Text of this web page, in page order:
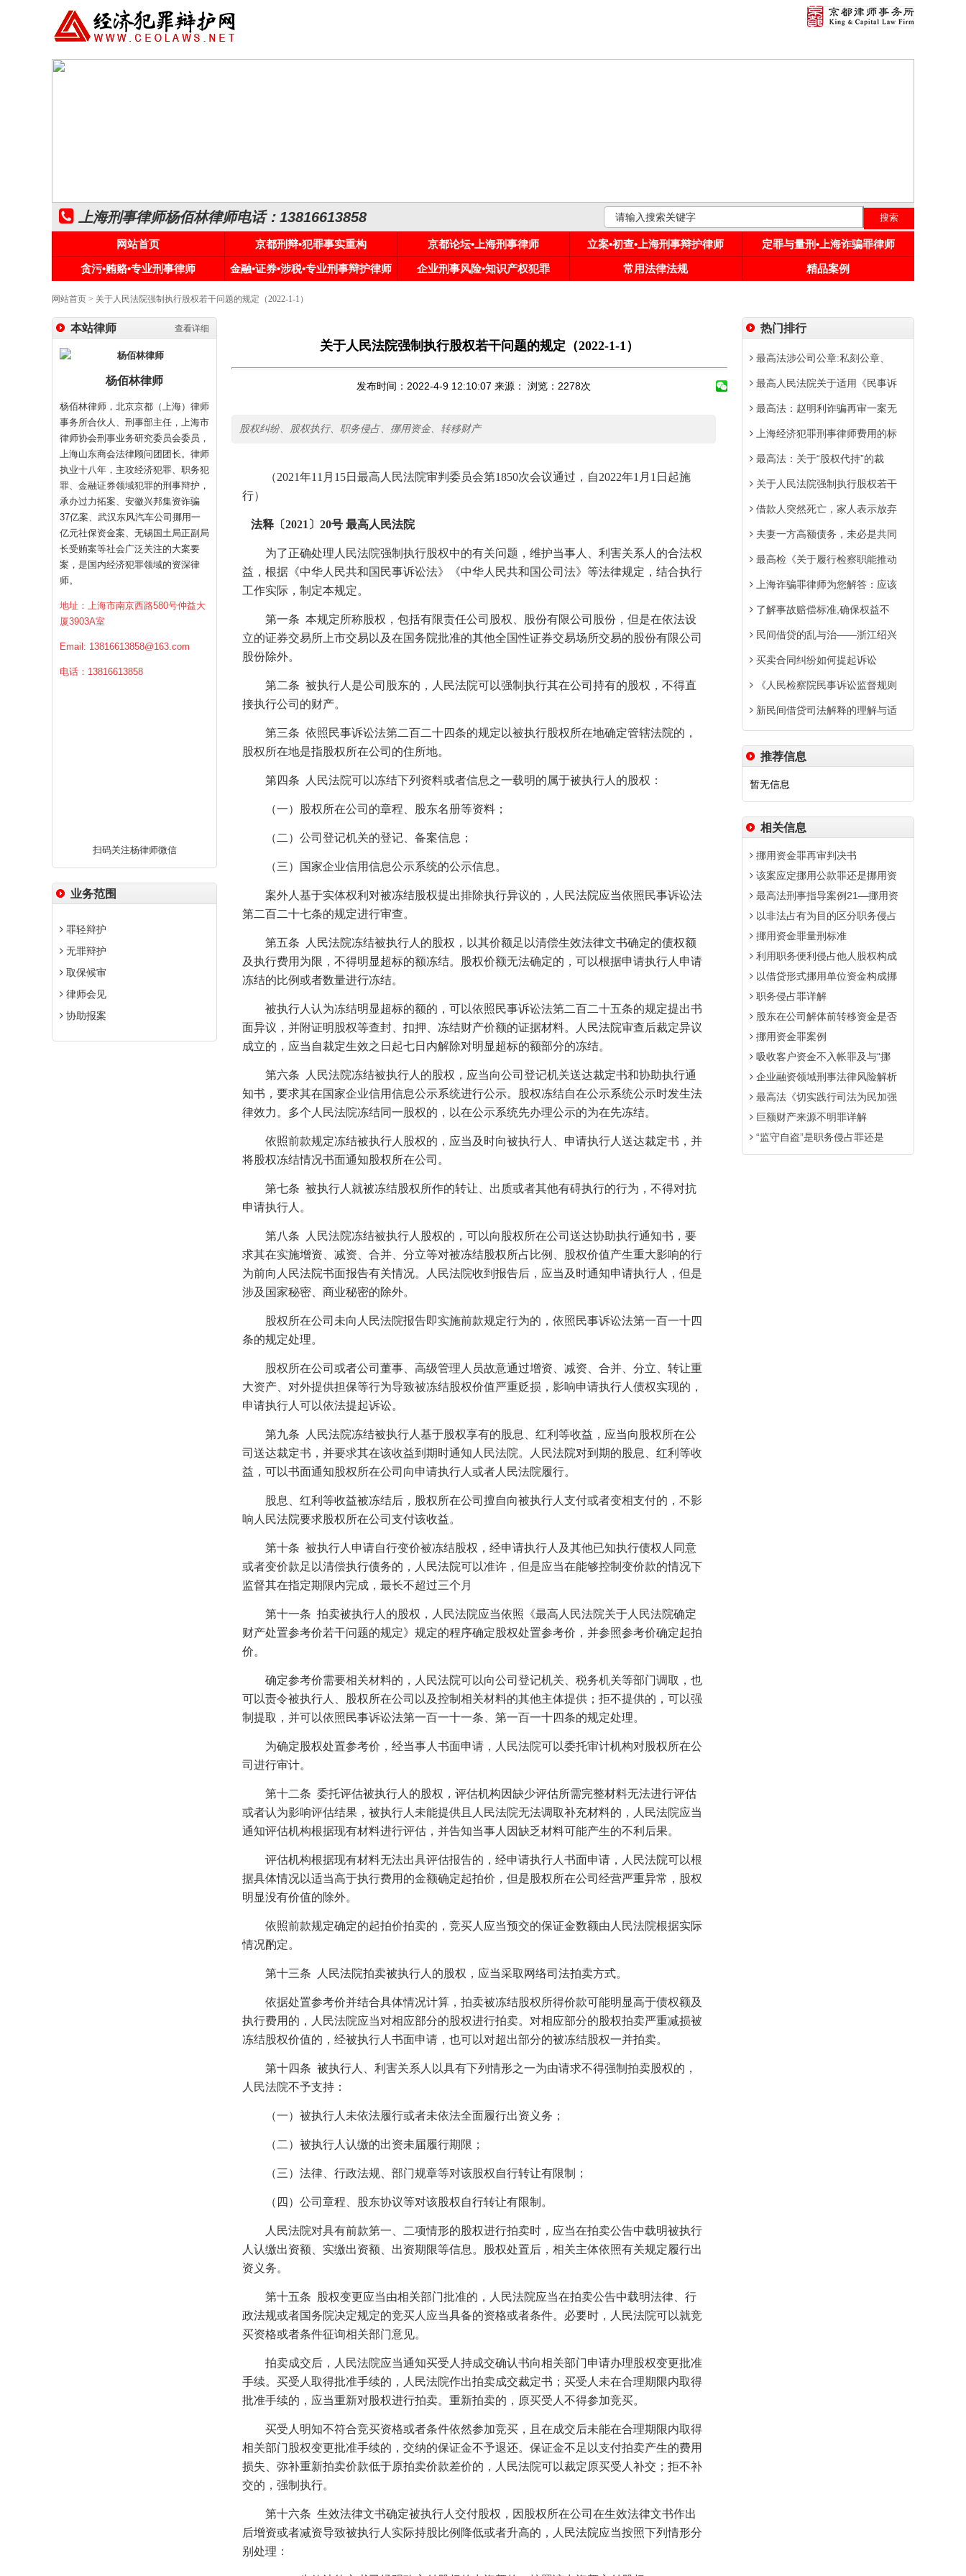
上海刑事律师杨佰林律师电话：13816613858
网站首页 京都刑辩•犯罪事实重构 京都论坛•上海刑事律师 立案•初查•上海刑事辩护律师
定罪与量刑•上海诈骗罪律师
贪污•贿赂•专业刑事律师
金融•证券•涉税•专业刑事辩护律师 企业刑事风险•知识产权犯罪 常用法律法规 精品案例
网站首页 > 关于人民法院强制执行股权若干问题的规定（2022-1-1）
查看详细
本站律师
杨佰林律师
杨佰林律师，北京京都（上海）律师
事务所合伙人、刑事部主任，上海市
律师协会刑事业务研究委员会委员，
上海山东商会法律顾问团团长。律师
执业十八年，主攻经济犯罪、职务犯
罪、金融证券领域犯罪的刑事辩护，
承办过力拓案、安徽兴邦集资诈骗
37亿案、武汉东风汽车公司挪用一
亿元社保资金案、无锡国土局正副局
长受贿案等社会广泛关注的大案要
案，是国内经济犯罪领域的资深律
师。
地址：上海市南京西路580号仲益大
厦3903A室
Email: 13816613858@163.com
电话：13816613858
扫码关注杨律师微信
业务范围
罪轻辩护
无罪辩护
取保候审
律师会见
协助报案
关于人民法院强制执行股权若干问题的规定（2022-1-1）
发布时间：2022-4-9 12:10:07 来源： 浏览： 2278次
股权纠纷、股权执行、职务侵占、挪用资金、转移财产
（2021年11 月 15日最高人民法院审判委员会第1850次会议通过，自2022年1 月 1 日起施
行）
法释〔2021 〕 20号 最高人民法院
为了正确处理人民法院强制执行股权中的有关问题，维护当事人、利害关系人的合法权
益，根据《中华人民共和国民事诉讼法》《中华人民共和国公司法》等法律规定，结合执行
工作实际，制定本规定。
第一条 本规定所称股权，包括有限责任公司股权、股份有限公司股份，但是在依法设
立的证券交易所上市交易以及在国务院批准的其他全国性证券交易场所交易的股份有限公司
股份除外。
第二条 被执行人是公司股东的，人民法院可以强制执行其在公司持有的股权，不得直
接执行公司的财产。
第三条 依照民事诉讼法第二百二十四条的规定以被执行股权所在地确定管辖法院的，
股权所在地是指股权所在公司的住所地。
第四条 人民法院可以冻结下列资料或者信息之一载明的属于被执行人的股权：
（一）股权所在公司的章程、股东名册等资料；
（二）公司登记机关的登记、备案信息；
（三）国家企业信用信息公示系统的公示信息。
案外人基于实体权利对被冻结股权提出排除执行异议的，人民法院应当依照民事诉讼法
第二百二十七条的规定进行审查。
第五条
人民法院冻结被执行人的股权，以其价额足以清偿生效法律文书确定的债权额
及执行费用为限，不得明显超标的额冻结。股权价额无法确定的，可以根据申请执行人申请
冻结的比例或者数量进行冻结。
被执行人认为冻结明显超标的额的，可以依照民事诉讼法第二百二十五条的规定提出书
面异议，并附证明股权等查封、扣押、冻结财产价额的证据材料。人民法院审查后裁定异议
成立的，应当自裁定生效之日起七日内解除对明显超标的额部分的冻结。
第六条
人民法院冻结被执行人的股权，应当向公司登记机关送达裁定书和协助执行通
知书，要求其在国家企业信用信息公示系统进行公示。股权冻结自在公示系统公示时发生法
律效力。多个人民法院冻结同一股权的，以在公示系统先办理公示的为在先冻结。
依照前款规定冻结被执行人股权的，应当及时向被执行人、申请执行人送达裁定书，并
将股权冻结情况书面通知股权所在公司。
第七条 被执行人就被冻结股权所作的转让、出质或者其他有碍执行的行为，不得对抗
申请执行人。
第八条
人民法院冻结被执行人股权的，可以向股权所在公司送达协助执行通知书，要
求其在实施增资、减资、合并、分立等对被冻结股权所占比例、股权价值产生重大影响的行
为前向人民法院书面报告有关情况。人民法院收到报告后，应当及时通知申请执行人，但是
涉及国家秘密、商业秘密的除外。
股权所在公司未向人民法院报告即实施前款规定行为的，依照民事诉讼法第一百一十四
条的规定处理。
股权所在公司或者公司董事、高级管理人员故意通过增资、减资、合并、分立、转让重
大资产、对外提供担保等行为导致被冻结股权价值严重贬损，影响申请执行人债权实现的，
申请执行人可以依法提起诉讼。
第九条
人民法院冻结被执行人基于股权享有的股息、红利等收益，应当向股权所在公
司送达裁定书，并要求其在该收益到期时通知人民法院。人民法院对到期的股息、红利等收
益，可以书面通知股权所在公司向申请执行人或者人民法院履行。
股息、红利等收益被冻结后，股权所在公司擅自向被执行人支付或者变相支付的，不影
响人民法院要求股权所在公司支付该收益。
第十条 被执行人申请自行变价被冻结股权，经申请执行人及其他已知执行债权人同意
或者变价款足以清偿执行债务的，人民法院可以准许，但是应当在能够控制变价款的情况下
监督其在指定期限内完成，最长不超过三个月
第十一条 拍卖被执行人的股权，人民法院应当依照《最高人民法院关于人民法院确定
财产处置参考价若干问题的规定》规定的程序确定股权处置参考价，并参照参考价确定起拍
价。
确定参考价需要相关材料的，人民法院可以向公司登记机关、税务机关等部门调取，也
可以责令被执行人、股权所在公司以及控制相关材料的其他主体提供；拒不提供的，可以强
制提取，并可以依照民事诉讼法第一百一十一条、第一百一十四条的规定处理。
为确定股权处置参考价，经当事人书面申请，人民法院可以委托审计机构对股权所在公
司进行审计。
第十二条 委托评估被执行人的股权，评估机构因缺少评估所需完整材料无法进行评估
或者认为影响评估结果，被执行人未能提供且人民法院无法调取补充材料的，人民法院应当
通知评估机构根据现有材料进行评估，并告知当事人因缺乏材料可能产生的不利后果。
评估机构根据现有材料无法出具评估报告的，经申请执行人书面申请，人民法院可以根
据具体情况以适当高于执行费用的金额确定起拍价，但是股权所在公司经营严重异常，股权
明显没有价值的除外。
依照前款规定确定的起拍价拍卖的，竞买人应当预交的保证金数额由人民法院根据实际
情况酌定。
第十三条 人民法院拍卖被执行人的股权，应当采取网络司法拍卖方式。
依据处置参考价并结合具体情况计算，拍卖被冻结股权所得价款可能明显高于债权额及
执行费用的，人民法院应当对相应部分的股权进行拍卖。对相应部分的股权拍卖严重减损被
冻结股权价值的，经被执行人书面申请，也可以对超出部分的被冻结股权一并拍卖。
第十四条 被执行人、利害关系人以具有下列情形之一为由请求不得强制拍卖股权的，
人民法院不予支持：
（一）被执行人未依法履行或者未依法全面履行出资义务；
（二）被执行人认缴的出资未届履行期限；
（三）法律、行政法规、部门规章等对该股权自行转让有限制；
（四）公司章程、股东协议等对该股权自行转让有限制。
人民法院对具有前款第一、二项情形的股权进行拍卖时，应当在拍卖公告中载明被执行
人认缴出资额、实缴出资额、出资期限等信息。股权处置后，相关主体依照有关规定履行出
资义务。
第十五条
股权变更应当由相关部门批准的，人民法院应当在拍卖公告中载明法律、行
政法规或者国务院决定规定的竞买人应当具备的资格或者条件。必要时，人民法院可以就竞
买资格或者条件征询相关部门意见。
拍卖成交后，人民法院应当通知买受人持成交确认书向相关部门申请办理股权变更批准
手续。买受人取得批准手续的，人民法院作出拍卖成交裁定书；买受人未在合理期限内取得
批准手续的，应当重新对股权进行拍卖。重新拍卖的，原买受人不得参加竞买。
买受人明知不符合竞买资格或者条件依然参加竞买，且在成交后未能在合理期限内取得
相关部门股权变更批准手续的，交纳的保证金不予退还。保证金不足以支付拍卖产生的费用
损失、弥补重新拍卖价款低于原拍卖价款差价的，人民法院可以裁定原买受人补交；拒不补
交的，强制执行。
第十六条 生效法律文书确定被执行人交付股权，因股权所在公司在生效法律文书作出
后增资或者减资导致被执行人实际持股比例降低或者升高的，人民法院应当按照下列情形分
别处理：
热门排行
最高法涉公司公章:私刻公章、
最高人民法院关于适用《民事诉
最高法：赵明利诈骗再审一案无
上海经济犯罪刑事律师费用的标
最高法：关于“股权代持”的裁
关于人民法院强制执行股权若干
借款人突然死亡，家人表示放弃
夫妻一方高额债务，未必是共同
最高检《关于履行检察职能推动
上海诈骗罪律师为您解答：应该
了解事故赔偿标准,确保权益不
民间借贷的乱与治——浙江绍兴
买卖合同纠纷如何提起诉讼
《人民检察院民事诉讼监督规则
新民间借贷司法解释的理解与适
推荐信息
暂无信息
相关信息
挪用资金罪再审判决书
该案应定挪用公款罪还是挪用资
最高法刑事指导案例21—挪用资
以非法占有为目的区分职务侵占
挪用资金罪量刑标准
利用职务便利侵占他人股权构成
以借贷形式挪用单位资金构成挪
职务侵占罪详解
股东在公司解体前转移资金是否
挪用资金罪案例
吸收客户资金不入帐罪及与“挪
企业融资领域刑事法律风险解析
最高法《切实践行司法为民加强
巨额财产来源不明罪详解
“监守自盗”是职务侵占罪还是